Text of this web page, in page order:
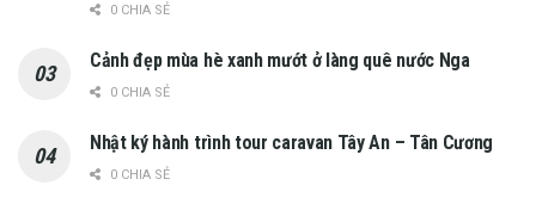
0 CHIA SẺ
Cảnh đẹp mùa hè xanh mướt ở làng quê nước Nga
0 CHIA SẺ
Nhật ký hành trình tour caravan Tây An – Tân Cương
0 CHIA SẺ